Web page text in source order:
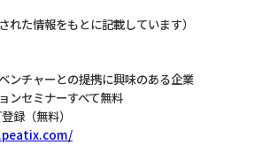
れた情報をもとに記載しています）
ンチャーとの提携に興味のある企業
ンセミナーすべて無料
録（無料）